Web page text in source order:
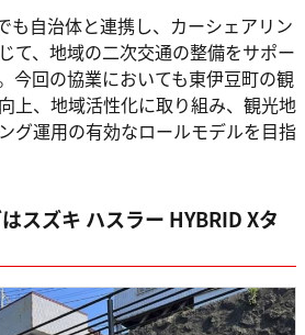
も自治体と連携し、カーシェアリン
て、地域の二次交通の整備をサポー
今回の協業においても東伊豆町の観
上、地域活性化に取り組み、観光地
グ運用の有効なロールモデルを目指
はスズキ ハスラー HYBRID Xタ